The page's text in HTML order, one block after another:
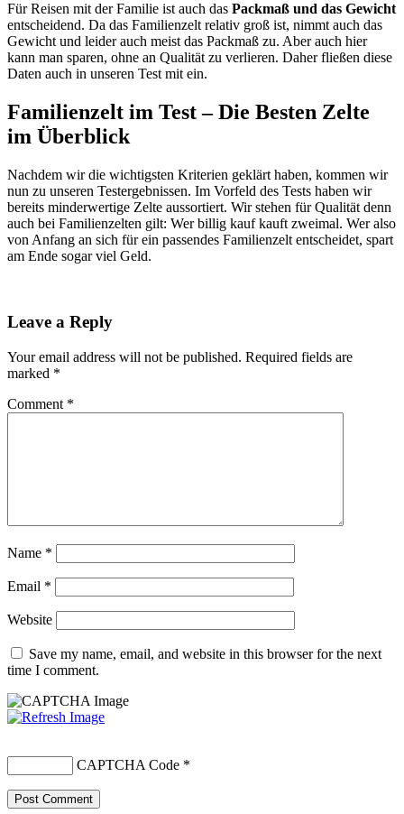
Für Reisen mit der Familie ist auch das Packmaß und das Gewicht
entscheidend. Da das Familienzelt relativ groß ist, nimmt auch das
Gewicht und leider auch meist das Packmaß zu. Aber auch hier
kann man sparen, ohne an Qualität zu verlieren. Daher fließen diese
Daten auch in unseren Test mit ein.
Familienzelt im Test – Die Besten Zelte
im Überblick
Nachdem wir die wichtigsten Kriterien geklärt haben, kommen wir
nun zu unseren Testergebnissen. Im Vorfeld des Tests haben wir
bereits minderwertige Zelte aussortiert. Wir stehen für Qualität denn
auch bei Familienzelten gilt: Wer billig kauf kauft zweimal. Wer also
von Anfang an sich für ein passendes Familienzelt entscheidet, spart
am Ende sogar viel Geld.
Leave a Reply
Your email address will not be published. Required fields are
marked *
Comment *
Name *
Email *
Website
Save my name, email, and website in this browser for the next
time I comment.
CAPTCHA Code *